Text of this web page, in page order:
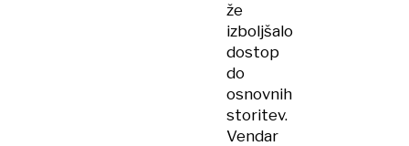
že
izboljšalo
dostop
do
osnovnih
storitev.
Vendar